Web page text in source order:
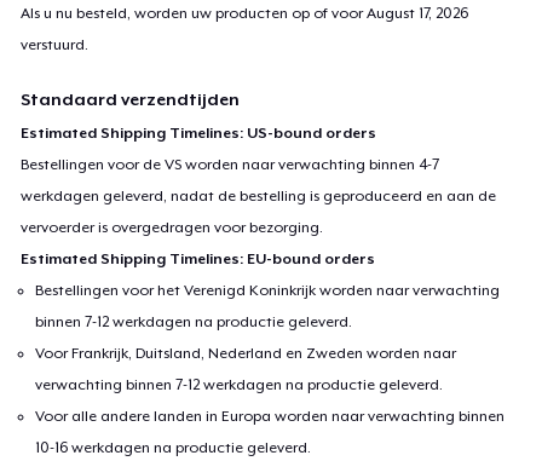
Als u nu besteld, worden uw producten op of voorAugust 17, 2026
verstuurd.
Standaard verzendtijden
Estimated Shipping Timelines: US-bound orders
Bestellingen voor de VS worden naar verwachting binnen 4-7
werkdagen geleverd, nadat de bestelling is geproduceerd en aan de
vervoerder is overgedragen voor bezorging.
Estimated Shipping Timelines: EU-bound orders
Bestellingen voor het Verenigd Koninkrijk worden naar verwachting
binnen 7-12 werkdagen na productie geleverd.
Voor Frankrijk, Duitsland, Nederland en Zweden worden naar
verwachting binnen 7-12 werkdagen na productie geleverd.
Voor alle andere landen in Europa worden naar verwachting binnen
10-16 werkdagen na productie geleverd.